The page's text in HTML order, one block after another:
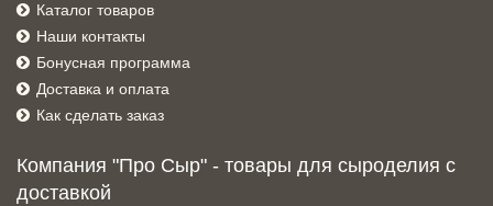
Каталог товаров
Наши контакты
Бонусная программа
Доставка и оплата
Как сделать заказ
Компания "Про Сыр" - товары для сыроделия с
доставкой